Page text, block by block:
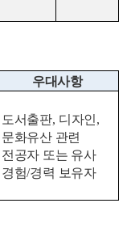
우대사항
도서출판, 디자인,
문화유산 관련
전공자 또는 유사
경험/경력 보유자